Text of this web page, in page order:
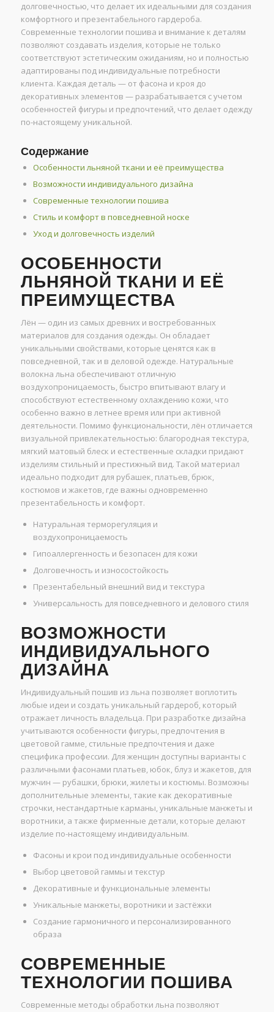
долговечностью, что делает их идеальными для создания
комфортного и презентабельного гардероба.
Современные технологии пошива и внимание к деталям
позволяют создавать изделия, которые не только
соответствуют эстетическим ожиданиям, но и полностью
адаптированы под индивидуальные потребности
клиента. Каждая деталь — от фасона и кроя до
декоративных элементов — разрабатывается с учетом
особенностей фигуры и предпочтений, что делает одежду
по-настоящему уникальной.
Содержание
Особенности льняной ткани и её преимущества
Возможности индивидуального дизайна
Современные технологии пошива
Стиль и комфорт в повседневной носке
Уход и долговечность изделий
ОСОБЕННОСТИ
ЛЬНЯНОЙ ТКАНИ И ЕЁ
ПРЕИМУЩЕСТВА
Лён — один из самых древних и востребованных
материалов для создания одежды. Он обладает
уникальными свойствами, которые ценятся как в
повседневной, так и в деловой одежде. Натуральные
волокна льна обеспечивают отличную
воздухопроницаемость, быстро впитывают влагу и
способствуют естественному охлаждению кожи, что
особенно важно в летнее время или при активной
деятельности. Помимо функциональности, лён отличается
визуальной привлекательностью: благородная текстура,
мягкий матовый блеск и естественные складки придают
изделиям стильный и престижный вид. Такой материал
идеально подходит для рубашек, платьев, брюк,
костюмов и жакетов, где важны одновременно
презентабельность и комфорт.
Натуральная терморегуляция и
воздухопроницаемость
Гипоаллергенность и безопасен для кожи
Долговечность и износостойкость
Презентабельный внешний вид и текстура
Универсальность для повседневного и делового стиля
ВОЗМОЖНОСТИ
ИНДИВИДУАЛЬНОГО
ДИЗАЙНА
Индивидуальный пошив из льна позволяет воплотить
любые идеи и создать уникальный гардероб, который
отражает личность владельца. При разработке дизайна
учитываются особенности фигуры, предпочтения в
цветовой гамме, стильные предпочтения и даже
специфика профессии. Для женщин доступны варианты с
различными фасонами платьев, юбок, блуз и жакетов, для
мужчин — рубашки, брюки, жилеты и костюмы. Возможны
дополнительные элементы, такие как декоративные
строчки, нестандартные карманы, уникальные манжеты и
воротники, а также фирменные детали, которые делают
изделие по-настоящему индивидуальным.
Фасоны и крои под индивидуальные особенности
Выбор цветовой гаммы и текстур
Декоративные и функциональные элементы
Уникальные манжеты, воротники и застёжки
Создание гармоничного и персонализированного
образа
СОВРЕМЕННЫЕ
ТЕХНОЛОГИИ ПОШИВА
Современные методы обработки льна позволяют